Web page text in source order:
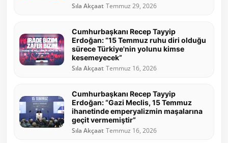
Sıla Akçaat Temmuz 29, 2026
Cumhurbaşkanı Recep Tayyip
Erdoğan: “15 Temmuz ruhu diri olduğu
sürece Türkiye'nin yolunu kimse
kesemeyecek”
Sıla Akçaat Temmuz 16, 2026
Cumhurbaşkanı Recep Tayyip
Erdoğan: “Gazi Meclis, 15 Temmuz
ihanetinde emperyalizmin maşalarına
geçit vermemiştir”
Sıla Akçaat Temmuz 16, 2026